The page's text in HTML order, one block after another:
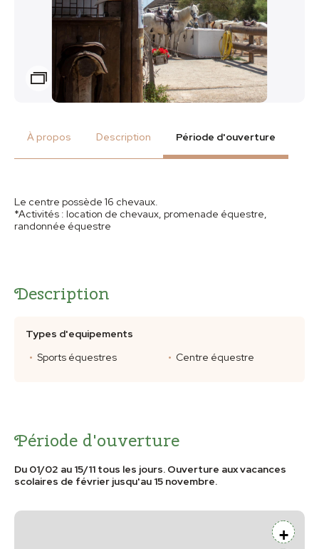
Zoom
À propos Description Période d'ouverture
Le centre possède 16 chevaux.
*Activités : location de chevaux, promenade équestre,
randonnée équestre
Description
Types d'equipements
Sports équestres
Centre équestre
Période d'ouverture
Du 01/02 au 15/11 tous les jours. Ouverture aux vacances
scolaires de février jusqu'au 15 novembre.
+